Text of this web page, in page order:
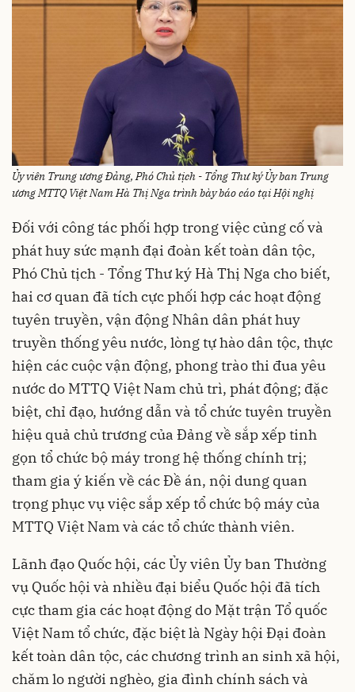
Ủy viên Trung ương Đảng, Phó Chủ tịch - Tổng Thư ký Ủy ban Trung
ương MTTQ Việt Nam Hà Thị Nga trình bày báo cáo tại Hội nghị
Đối với công tác phối hợp trong việc củng cố và
phát huy sức mạnh đại đoàn kết toàn dân tộc,
Phó Chủ tịch - Tổng Thư ký Hà Thị Nga cho biết,
hai cơ quan đã tích cực phối hợp các hoạt động
tuyên truyền, vận động Nhân dân phát huy
truyền thống yêu nước, lòng tự hào dân tộc, thực
hiện các cuộc vận động, phong trào thi đua yêu
nước do MTTQ Việt Nam chủ trì, phát động; đặc
biệt, chỉ đạo, hướng dẫn và tổ chức tuyên truyền
hiệu quả chủ trương của Đảng về sắp xếp tinh
gọn tổ chức bộ máy trong hệ thống chính trị;
tham gia ý kiến về các Đề án, nội dung quan
trọng phục vụ việc sắp xếp tổ chức bộ máy của
MTTQ Việt Nam và các tổ chức thành viên.
Lãnh đạo Quốc hội, các Ủy viên Ủy ban Thường
vụ Quốc hội và nhiều đại biểu Quốc hội đã tích
cực tham gia các hoạt động do Mặt trận Tổ quốc
Việt Nam tổ chức, đặc biệt là Ngày hội Đại đoàn
kết toàn dân tộc, các chương trình an sinh xã hội,
chăm lo người nghèo, gia đình chính sách và